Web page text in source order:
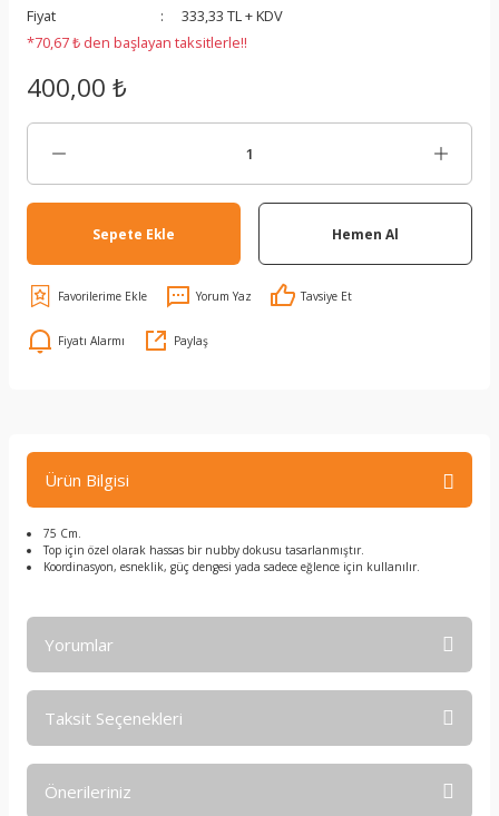
Fiyat
333,33 TL + KDV
*70,67 ₺ den başlayan taksitlerle!!
400,00 ₺
Sepete Ekle Hemen Al
Yorum Yaz Tavsiye Et
Fiyatı Alarmı Paylaş
Ürün Bilgisi
75 Cm.
Top için özel olarak hassas bir nubby dokusu tasarlanmıştır.
Koordinasyon, esneklik, güç dengesi yada sadece eğlence için kullanılır.
Yorumlar
Taksit Seçenekleri
Önerileriniz